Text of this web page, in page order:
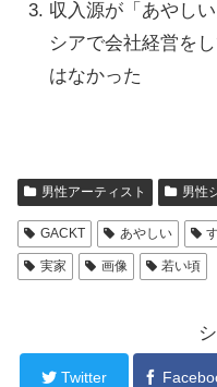
収入源が「あやし
シアで会社経営を
はなかった
男性アーティスト 男性
GACKT あやしい
実家 画像 若い頃
Twitter